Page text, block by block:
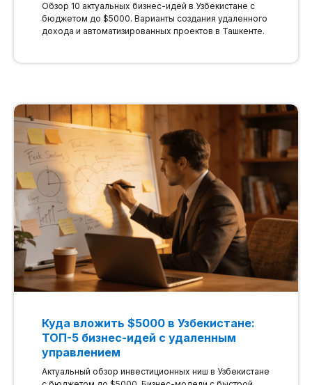
Обзор 10 актуальных бизнес-идей в Узбекистане с
бюджетом до $5000. Варианты создания удаленного
дохода и автоматизированных проектов в Ташкенте.
Куда вложить $5000 в Узбекистане:
ТОП-5 бизнес-идей с удаленным
управлением
Актуальный обзор инвестиционных ниш в Узбекистане